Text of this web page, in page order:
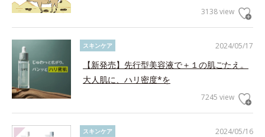
3138 view
2024/05/17
スキンケア
【新発売】先行型美容液で＋１の肌ごたえ。
大人肌に、ハリ密度*を
7245 view
2024/05/16
スキンケア